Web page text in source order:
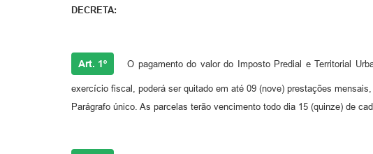
DECRETA:
Art. 1º O pagamento do valor do Imposto Predial e Territorial
exercício fiscal, poderá ser quitado em até 09 (nove) prestações
Parágrafo único. As parcelas terão vencimento todo dia 15 (quinze) de